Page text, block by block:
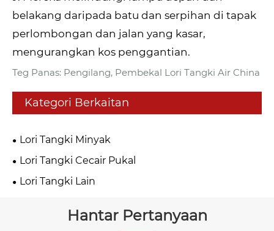
belakang daripada batu dan serpihan di tapak
perlombongan dan jalan yang kasar,
mengurangkan kos penggantian.
Teg Panas: Pengilang, Pembekal Lori Tangki Air China
Kategori Berkaitan
Lori Tangki Minyak
Lori Tangki Cecair Pukal
Lori Tangki Lain
Hantar Pertanyaan